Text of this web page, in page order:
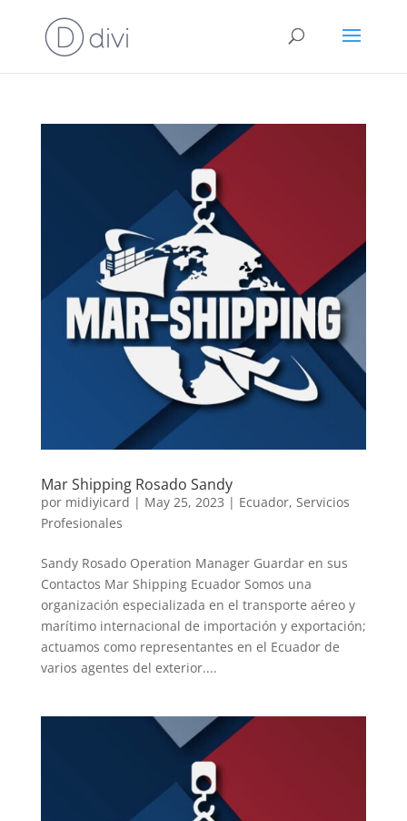
Mar Shipping Rosado Sandy
por midiyicard | May 25, 2023 | Ecuador, Servicios
Profesionales
Sandy Rosado Operation Manager Guardar en sus
Contactos Mar Shipping Ecuador Somos una
organización especializada en el transporte aéreo y
marítimo internacional de importación y exportación;
actuamos como representantes en el Ecuador de
varios agentes del exterior....